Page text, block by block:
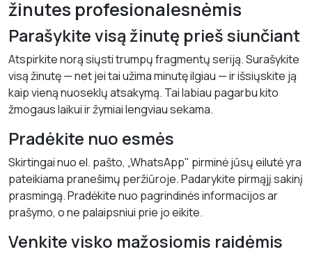
žinutes profesionalesnėmis
Parašykite visą žinutę prieš siunčiant
Atspirkite norą siųsti trumpų fragmentų seriją. Surašykite
visą žinutę — net jei tai užima minutę ilgiau — ir išsiųskite ją
kaip vieną nuoseklų atsakymą. Tai labiau pagarbu kito
žmogaus laikui ir žymiai lengviau sekama.
Pradėkite nuo esmės
Skirtingai nuo el. pašto, „WhatsApp" pirminė jūsų eilutė yra
pateikiama pranešimų peržiūroje. Padarykite pirmąjį sakinį
prasmingą. Pradėkite nuo pagrindinės informacijos ar
prašymo, o ne palaipsniui prie jo eikite.
Venkite visko mažosiomis raidėmis